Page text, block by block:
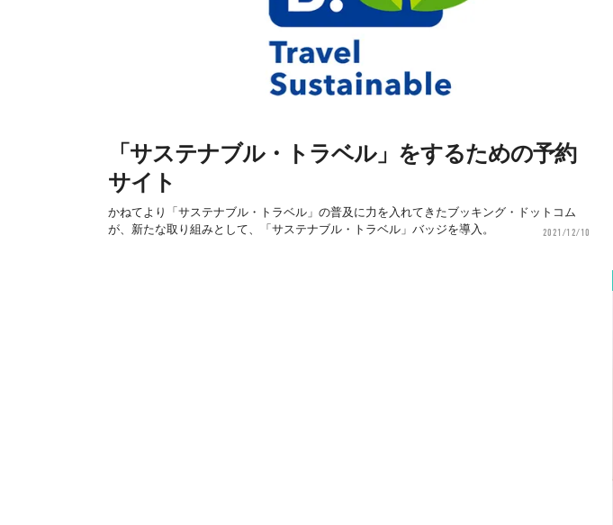
「サステナブル・トラベル」をするための予約
サイト
かねてより「サステナブル・トラベル」の普及に力を入れてきたブッキング・ドットコム
が、新たな取り組みとして、「サステナブル・トラベル」バッジを導入。
2021/12/10